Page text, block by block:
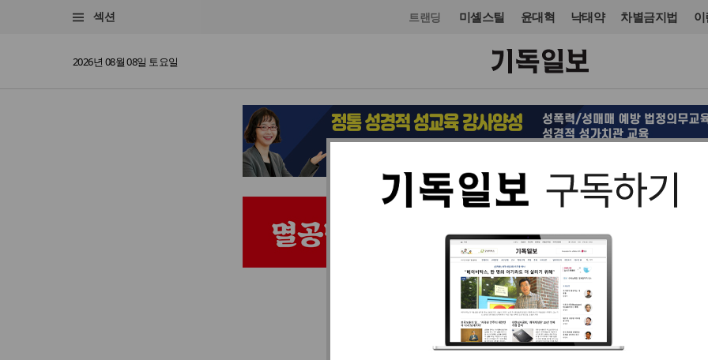
섹션 트랜딩 미셸스틸 윤대혁 낙태약 차별금지법
2026년 08월 08일 토요일
교단/단체 교단 입력 2022. 09. 06 10:28